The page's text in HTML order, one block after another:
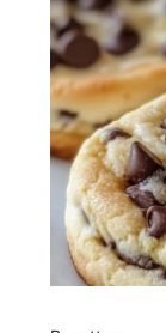
Recettes